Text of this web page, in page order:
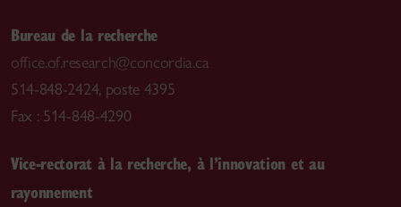
Bureau de la recherche
office.of.research@concordia.ca
514-848-2424, poste 4395
Fax : 514-848-4290
Vice-rectorat à la recherche, à l’innovation et au
rayonnement